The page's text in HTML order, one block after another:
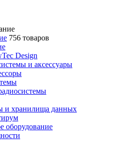
756 товаров
Design
и аксессуары
и хранилища данных
оборудование